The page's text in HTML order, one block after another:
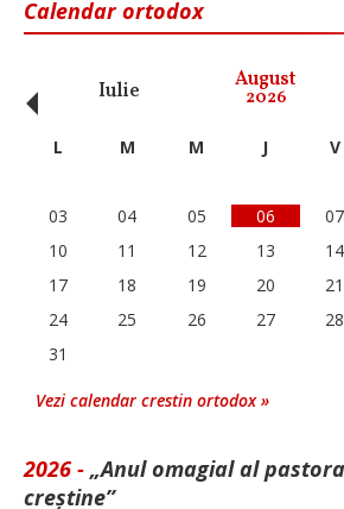
Calendar ortodox
Iulie August
2026
‹ L M M J V
03
04 05 06 07
10
11 12 13 14
17
18 19 20 21
24
25 26 27 28
31
Vezi calendar crestin ortodox »
2026 - „Anul omagial al
creștine”